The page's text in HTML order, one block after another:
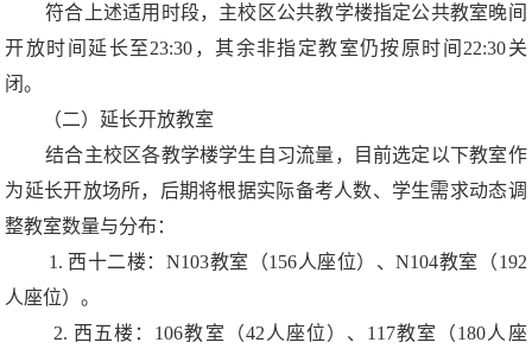
符合上述适用时段，主校区公共教学楼指定公共教室晚间
开放时间延长至23:30，其余非指定教室仍按原时间22:30关
闭。
（二）延长开放教室
结合主校区各教学楼学生自习流量，目前选定以下教室作
为延长开放场所，后期将根据实际备考人数、学生需求动态调
整教室数量与分布：
1. 西十二楼：N103教室（156人座位）、N104教室（192
人座位）。
2. 西五楼：106教室（42人座位）、117教室（180人座